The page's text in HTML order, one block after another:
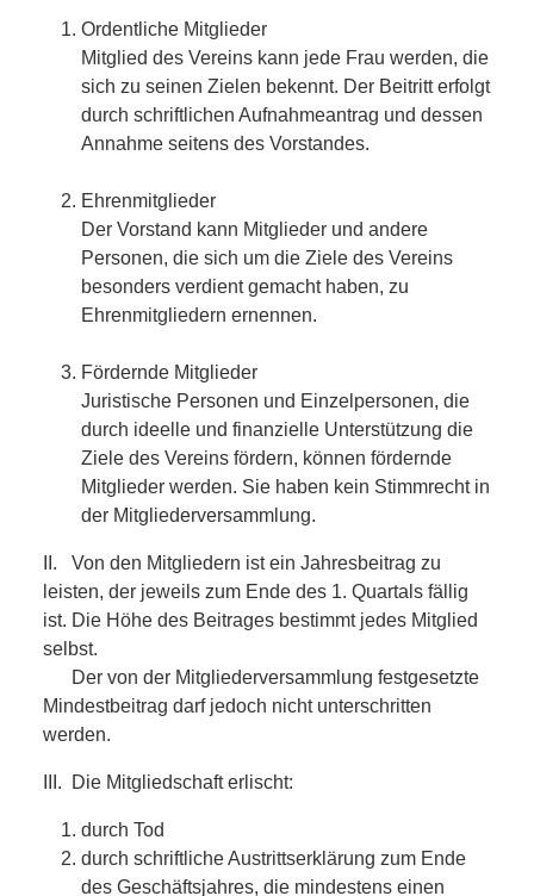
Ordentliche Mitglieder
Mitglied des Vereins kann jede Frau werden, die
sich zu seinen Zielen bekennt. Der Beitritt erfolgt
durch schriftlichen Aufnahmeantrag und dessen
Annahme seitens des Vorstandes.
Ehrenmitglieder
Der Vorstand kann Mitglieder und andere
Personen, die sich um die Ziele des Vereins
besonders verdient gemacht haben, zu
Ehrenmitgliedern ernennen.
Fördernde Mitglieder
Juristische Personen und Einzelpersonen, die
durch ideelle und finanzielle Unterstützung die
Ziele des Vereins fördern, können fördernde
Mitglieder werden. Sie haben kein Stimmrecht in
der Mitgliederversammlung.
II. Von den Mitgliedern ist ein Jahresbeitrag zu
leisten, der jeweils zum Ende des 1. Quartals fällig
ist. Die Höhe des Beitrages bestimmt jedes Mitglied
selbst.
Der von der Mitgliederversammlung festgesetzte
Mindestbeitrag darf jedoch nicht unterschritten
werden.
III. Die Mitgliedschaft erlischt:
durch Tod
durch schriftliche Austrittserklärung zum Ende
des Geschäftsjahres, die mindestens einen